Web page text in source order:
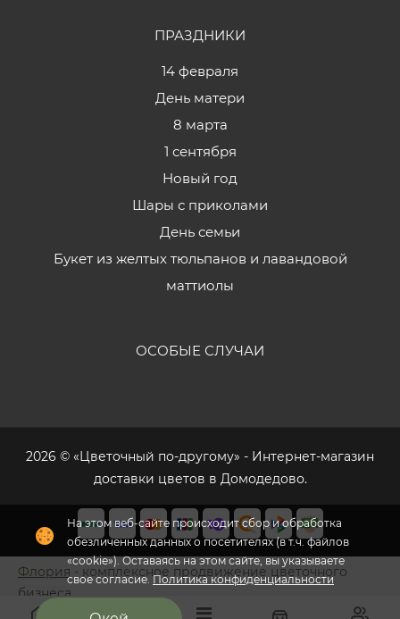
На этом веб-сайте происходит сбор и обработка
обезличенных данных о посетителях (в т.ч. файлов
«cookie»). Оставаясь на этом сайте, вы указываете
свое согласие.Политика конфиденциальности
ПРАЗДНИКИ
14 февраля
День матери
8 марта
1 сентября
Новый год
Шары с приколами
День семьи
Букет из желтых тюльпанов и лавандовой
маттиолы
ОСОБЫЕ СЛУЧАИ
2026 © «Цветочный по-другому» - Интернет-магазин
доставки цветов в Домодедово.
Флория - комплексное продвижение цветочного
бизнеса